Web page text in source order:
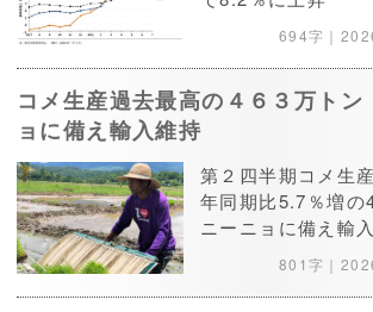
694字｜
コメ生産過去最高の４６３万ト
ョに備え輸入維持
第２四半期コメ生
年同期比5.7％増の
ニーニョに備え輸
801字｜